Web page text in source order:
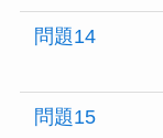
問題14
問題15